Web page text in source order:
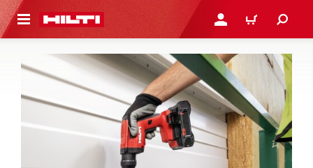
GŁÓWNEJ ZALOGUJ SIĘ LUB
KOSZYK